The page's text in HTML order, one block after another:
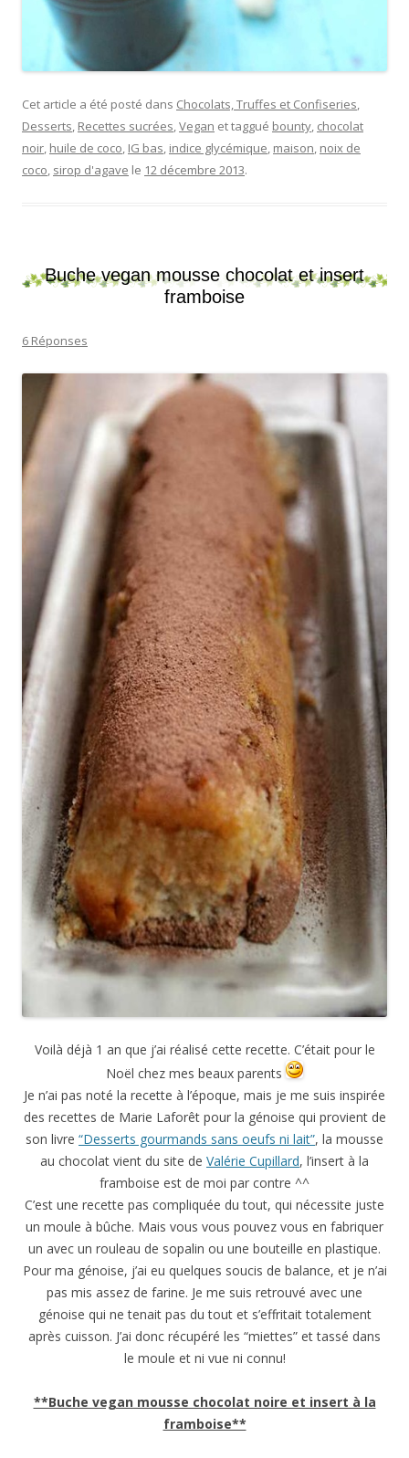
Cet article a été posté dans Chocolats, Truffes et Confiseries,
Desserts, Recettes sucrées,Vegan et taggué bounty, chocolat
noir, huile de coco, IG bas, indice glycémique, maison, noix de
coco, sirop d'agave le 12 décembre 2013.
Buche vegan mousse chocolat et insert
framboise
6 Réponses
Voilà déjà 1 an que j’ai réalisé cette recette. C’était pour le
Noël chez mes beaux parents
Je n’ai pas noté la recette à l’époque, mais je me suis inspirée
des recettes de Marie Laforêt pour la génoise qui provient de
son livre “Desserts gourmands sans oeufs ni lait”, la mousse
au chocolat vient du site de Valérie Cupillard, l’insert à la
framboise est de moi par contre ^^
C’est une recette pas compliquée du tout, qui nécessite juste
un moule à bûche. Mais vous vous pouvez vous en fabriquer
un avec un rouleau de sopalin ou une bouteille en plastique.
Pour ma génoise, j’ai eu quelques soucis de balance, et je n’ai
pas mis assez de farine. Je me suis retrouvé avec une
génoise qui ne tenait pas du tout et s’effritait totalement
après cuisson. J’ai donc récupéré les “miettes” et tassé dans
le moule et ni vue ni connu!
**Buche vegan mousse chocolat noire et insert à la
framboise**